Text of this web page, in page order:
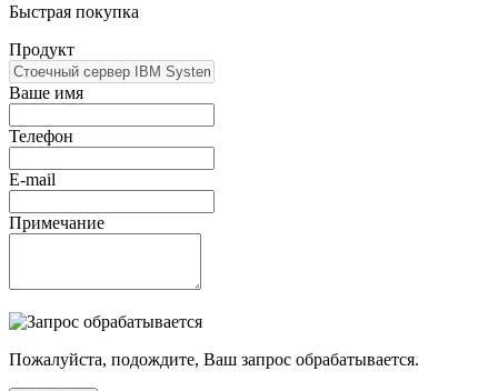
Быстрая покупка
Продукт
Ваше имя
Телефон
E-mail
Примечание
Пожалуйста, подождите, Ваш запрос обрабатывается.